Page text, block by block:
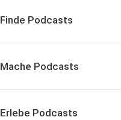
Finde Podcasts
Mache Podcasts
Erlebe Podcasts